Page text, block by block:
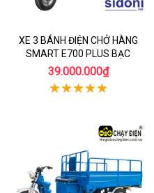
XE 3 BÁNH ĐIỆN CHỞ HÀNG
SMART E700 PLUS BẠC
39.000.000₫